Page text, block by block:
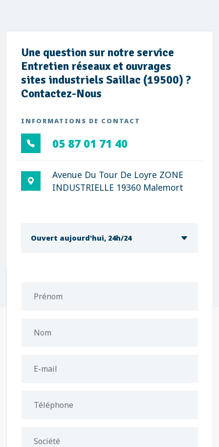
Une question sur notre service
Entretien réseaux et ouvrages
sites industriels Saillac (19500) ?
Contactez-Nous
INFORMATIONS DE CONTACT
05 87 01 71 40
Avenue Du Tour De Loyre ZONE
INDUSTRIELLE 19360 Malemort
Ouvert aujourd'hui, 24h/24
Prénom
Nom
E-mail
Téléphone
Société